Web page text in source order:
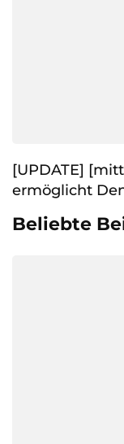
[UPDATE]
ermöglicht
Beliebte